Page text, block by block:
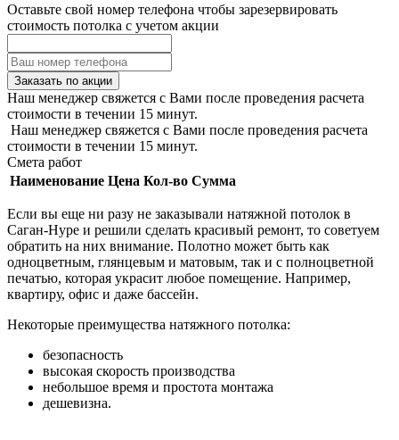
Оставьте свой номер телефона чтобы зарезервировать
стоимость потолка с учетом акции
Заказать по акции
Наш менеджер свяжется с Вами после проведения расчета
стоимости в течении 15 минут.
Наш менеджер свяжется с Вами после проведения расчета
стоимости в течении 15 минут.
Смета работ
Наименование Цена Кол-во Сумма
Если вы еще ни разу не заказывали натяжной потолок в
Саган-Нуре и решили сделать красивый ремонт, то советуем
обратить на них внимание. Полотно может быть как
одноцветным, глянцевым и матовым, так и с полноцветной
печатью, которая украсит любое помещение. Например,
квартиру, офис и даже бассейн.
Некоторые преимущества натяжного потолка:
безопасность
высокая скорость производства
небольшое время и простота монтажа
дешевизна.